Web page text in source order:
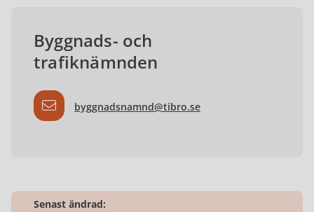
Byggnads- och
trafiknämnden
byggnadsnamnd@tibro.se
Senast ändrad: